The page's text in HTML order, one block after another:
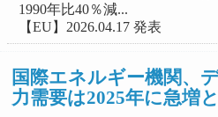
1990年比40％減...
【EU】2026.04.17 発表
国際エネルギー機関、
力需要は2025年に急増